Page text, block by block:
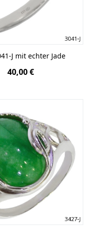
J mit echter Jade
40,00 €